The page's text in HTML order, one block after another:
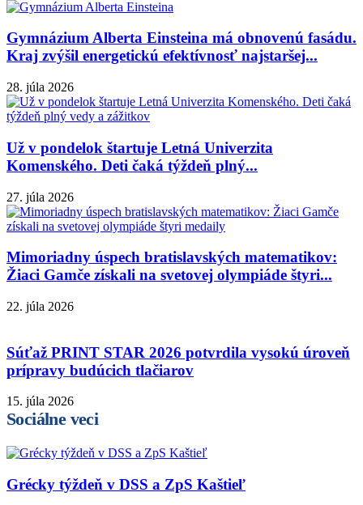
Gymnázium Alberta Einsteina má obnovenú fasádu.
Kraj zvýšil energetickú efektívnosť najstaršej...
28. júla 2026
Už v pondelok štartuje Letná Univerzita
Komenského. Deti čaká týždeň plný...
27. júla 2026
Mimoriadny úspech bratislavských matematikov:
Žiaci Gamče získali na svetovej olympiáde štyri...
22. júla 2026
Súťaž PRINT STAR 2026 potvrdila vysokú úroveň
prípravy budúcich tlačiarov
15. júla 2026
Sociálne veci
Grécky týždeň v DSS a ZpS Kaštieľ